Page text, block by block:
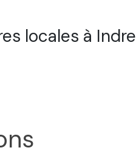
locales à Indre